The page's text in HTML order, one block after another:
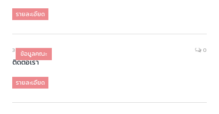
รายละเอียด
ข้อมูลคณะ
30/11/2017 0
ติดต่อเรา
รายละเอียด